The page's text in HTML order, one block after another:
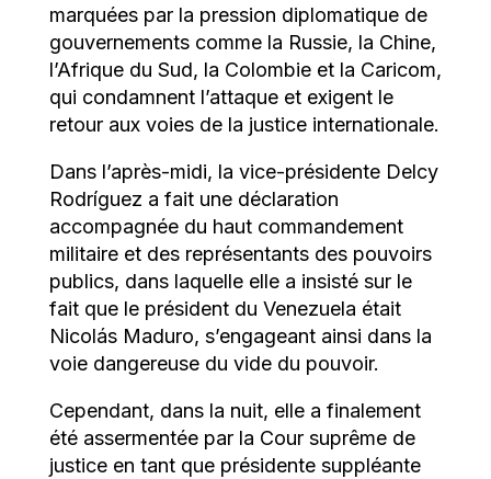
marquées par la pression diplomatique de
gouvernements comme la Russie, la Chine,
l’Afrique du Sud, la Colombie et la Caricom,
qui condamnent l’attaque et exigent le
retour aux voies de la justice internationale.
Dans l’après-midi, la vice-présidente Delcy
Rodríguez a fait une déclaration
accompagnée du haut commandement
militaire et des représentants des pouvoirs
publics, dans laquelle elle a insisté sur le
fait que le président du Venezuela était
Nicolás Maduro, s’engageant ainsi dans la
voie dangereuse du vide du pouvoir.
Cependant, dans la nuit, elle a finalement
été assermentée par la Cour suprême de
justice en tant que présidente suppléante